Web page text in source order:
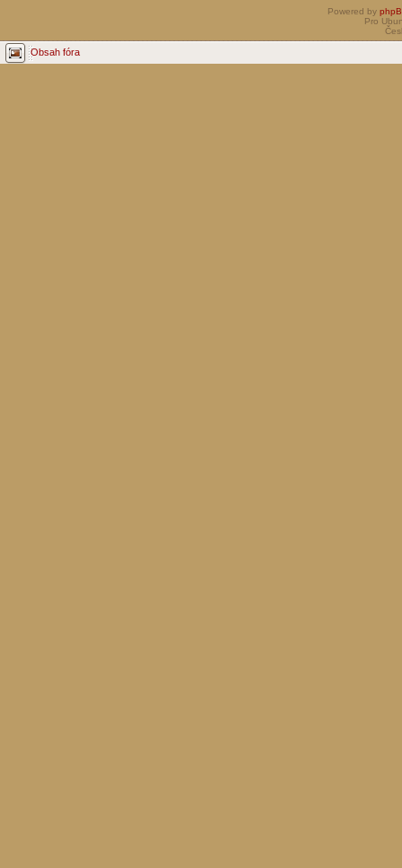
Powered by
Pro
Obsah fóra